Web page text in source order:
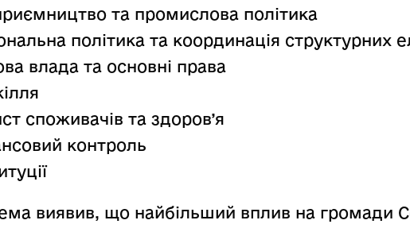
та промислова політика
політика та координація структурних
влада та основні права
споживачів та здоров’я
контроль
виявив, що найбільший вплив на громади